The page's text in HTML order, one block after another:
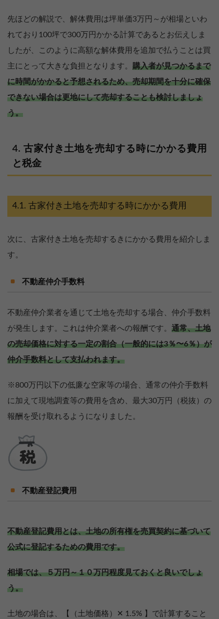
先ほどの解説で、解体費用は坪単価3万円～が相場といわ
れており100坪で300万円かかる計算であるとお伝えしま
したが、このように高額な解体費用を追加で払うことは買
主にとって大きな負担となります。 購入者が見つかるまで
に時間がかかると予想されるため、売却期間を十分に確保
できない場合は更地にして売却することも検討しましょ
う。
古家付き土地を売却する時にかかる費用
と税金
古家付き土地を売却する時にかかる費用
次に、古家付き土地を売却するきにかかる費用を紹介しま
す。
不動産仲介手数料
不動産仲介業者を通じて土地を売却する場合、仲介手数料
が発生します。これは仲介業者への報酬です。 通常、土地
の売却価格に対する一定の割合（一般的には3％〜6％）が
仲介手数料として支払われます。
※800万円以下の低廉な空家等の場合、通常の仲介手数料
に加えて現地調査等の費用を含め、最大30万円（税抜）の
報酬を受け取れるようになりました。
不動産登記費用
不動産登記費用とは、土地の所有権を売買契約に基づいて
公式に登記するための費用です。
相場では、５万円～１０万円程度見ておくと良いでしょ
う。
土地の場合は、【（土地価格）✕ 1.5% 】で計算すること